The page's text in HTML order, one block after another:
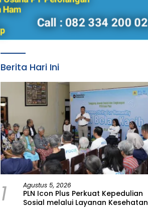
Berita Hari Ini
1 Agustus 5, 2026
PLN Icon Plus Perkuat Kepedulian
Sosial melalui Layanan Kesehatan